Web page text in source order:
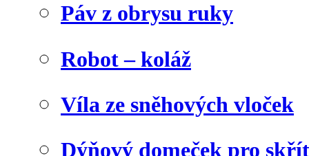
Páv z obrysu ruky
Robot – koláž
Víla ze sněhových vloček
Dýňový domeček pro